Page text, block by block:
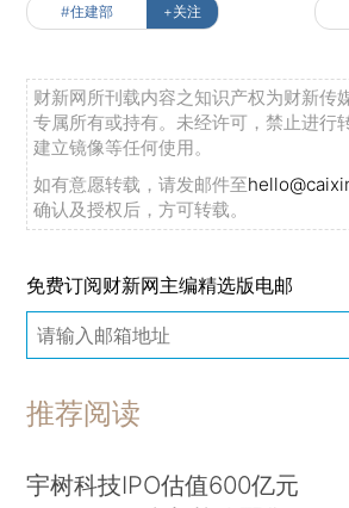
#住建部 +关注
财新网所刊载内容之知识产权为财新传
专属所有或持有。未经许可，禁止进行
建立镜像等任何使用。
如有意愿转载，请发邮件至
确认及授权后，方可转载。
免费订阅财新网主编精选版电邮
推荐阅读
宇树科技IPO估值600亿元